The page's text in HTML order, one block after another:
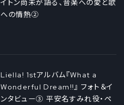
イトン尚未が語る、音楽への愛と歌
への情熱②
Liella! 1stアルバム『What a
Wonderful Dream!!』 フォト＆イ
ンタビュー③ 平安名すみれ役・ペ